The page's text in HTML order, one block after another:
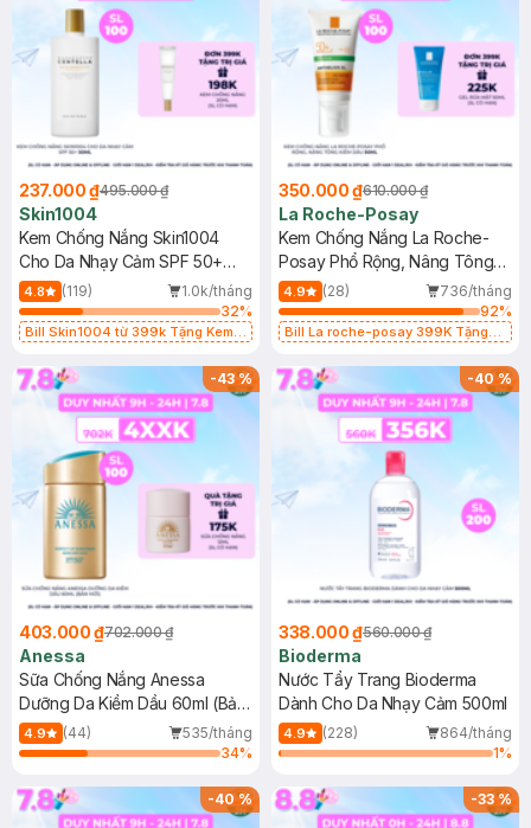
237.000 ₫495.000 ₫
Skin1004
Kem Chống Nắng Skin1004
Cho Da Nhạy Cảm SPF 50+
50ml
4.8 (119)
1.0k/tháng
32%
Bill Skin1004 từ 399k Tặng Kem
SPF 50+ 20ml (SL Có Hạn)
350.000 ₫610.000 ₫
La Roche-Posay
Kem Chống Nắng La Roche-
Posay Phổ Rộng, Nâng Tông
Kiềm Dầu 50ml
4.9 (28)
736/tháng
92%
Bill La roche-posay 399K Tặng
(SL có hạn)
-43%
403.000 ₫702.000 ₫
Anessa
Sữa Chống Nắng Anessa
Dưỡng Da Kiềm Dầu 60ml (Bản
Mới)
4.9 (44)
535/tháng
34%
-40%
338.000 ₫560.000 ₫
Bioderma
Nước Tẩy Trang Bioderma
Dành Cho Da Nhạy Cảm 500ml
4.9 (228)
864/tháng
1%
-40% -33%